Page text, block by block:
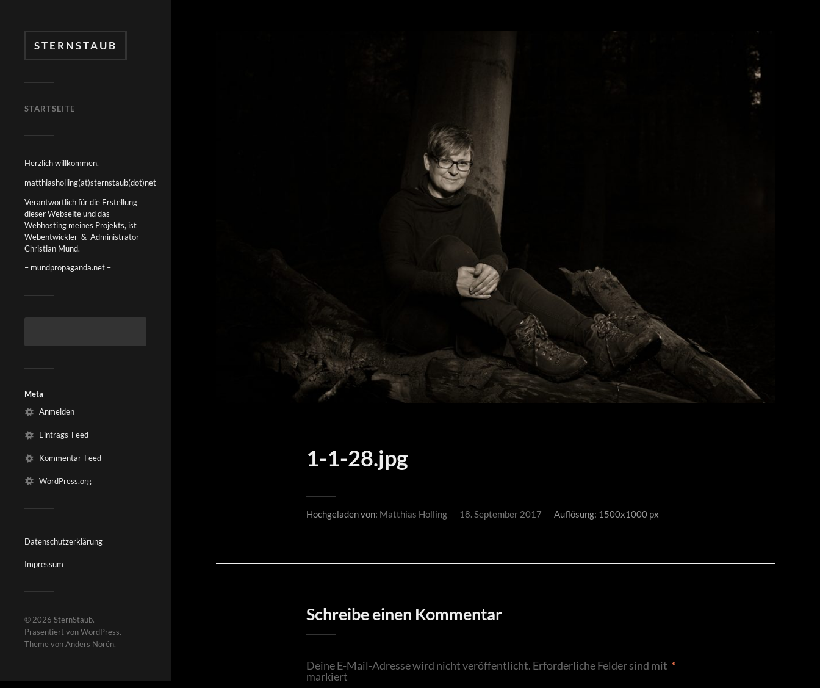
STERNSTAUB
STARTSEITE
Herzlich willkommen.
matthiasholling(at)sternstaub(dot)net
Verantwortlich für die Erstellung
dieser Webseite und das
Webhosting meines Projekts, ist
Webentwickler & Administrator
Christian Mund.
– mundpropaganda.net –
Meta
Anmelden
Eintrags-Feed
Kommentar-Feed
WordPress.org
Datenschutzerklärung
Impressum
© 2026 SternStaub.
Präsentiert vonWordPress.
Theme vonAnders Norén.
1-1-28.jpg
Hochgeladen von: Matthias Holling 18. September 2017 Auflösung: 1500x1000 px
Schreibe einen Kommentar
Deine E-Mail-Adresse wird nicht veröffentlicht. Erforderliche Felder sind mit *
markiert